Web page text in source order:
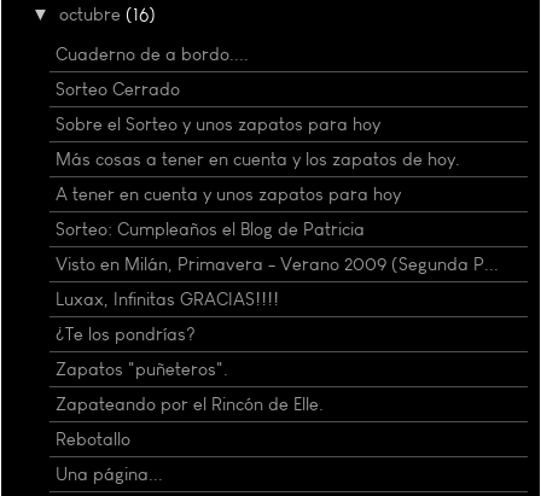
▼ octubre (16)
Cuaderno de a bordo....
Sorteo Cerrado
Sobre el Sorteo y unos zapatos para hoy
Más cosas a tener en cuenta y los zapatos de hoy.
A tener en cuenta y unos zapatos para hoy
Sorteo: Cumpleaños el Blog de Patricia
Visto en Milán, Primavera - Verano 2009 (Segunda P...
Luxax, Infinitas GRACIAS!!!!
¿Te los pondrías?
Zapatos "puñeteros".
Zapateando por el Rincón de Elle.
Rebotallo
Una página...